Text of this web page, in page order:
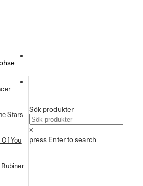
Stars
You
Sök produkter
×
press Enterto search